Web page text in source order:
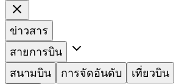
ข่าวสาร
สายการบิน
สนามบิน
การจัดอันดับ
เที่ยวบิน